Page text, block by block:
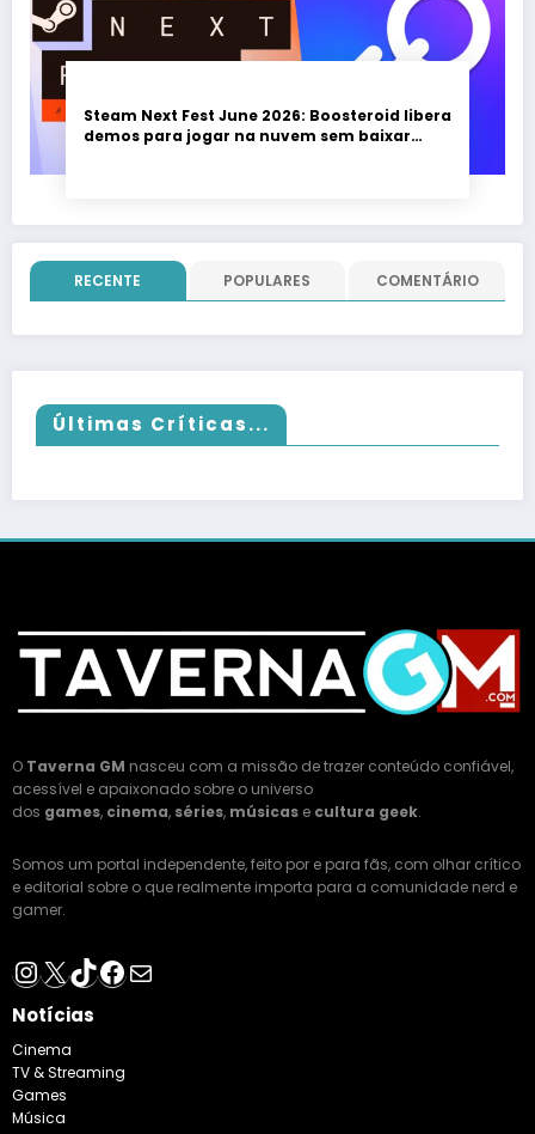
Steam Next Fest June 2026: Boosteroid libera
demos para jogar na nuvem sem baixar
RECENTE POPULARES COMENTÁRIO
Últimas Críticas...
O Taverna GM nasceu com a missão de trazer conteúdo confiável,
acessível e apaixonado sobre o universo
dos games, cinema, séries, músicas e cultura geek.
Somos um portal independente, feito por e para fãs, com olhar crítico
e editorial sobre o que realmente importa para a comunidade nerd e
gamer.
Instagram
X TikTok
Facebook
E-mail
Notícias
Cinema
TV & Streaming
Games
Música